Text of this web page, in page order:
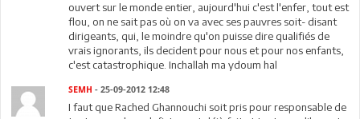
ouvert sur le monde entier, aujourd'hui c'est l'enfer, tout est
flou, on ne sait pas où on va avec ses pauvres soit- disant
dirigeants, qui, le moindre qu'on puisse dire qualifiés de
vrais ignorants, ils decident pour nous et pour nos enfants,
c'est catastrophique. Inchallah ma ydoum hal
SEMH - 25-09-2012 12:48
I faut que Rached Ghannouchi soit pris pour responsable de